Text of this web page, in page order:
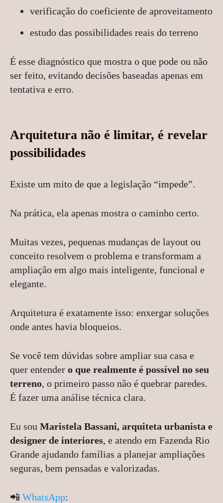
verificação do coeficiente de aproveitamento
estudo das possibilidades reais do terreno
É esse diagnóstico que mostra o que pode ou não
ser feito, evitando decisões baseadas apenas em
tentativa e erro.
Arquitetura não é limitar, é revelar
possibilidades
Existe um mito de que a legislação “impede”.
Na prática, ela apenas mostra o caminho certo.
Muitas vezes, pequenas mudanças de layout ou
conceito resolvem o problema e transformam a
ampliação em algo mais inteligente, funcional e
elegante.
Arquitetura é exatamente isso: enxergar soluções
onde antes havia bloqueios.
Se você tem dúvidas sobre ampliar sua casa e
quer entender o que realmente é possível no seu
terreno, o primeiro passo não é quebrar paredes.
É fazer uma análise técnica clara.
Eu sou Maristela Bassani, arquiteta urbanista e
designer de interiores, e atendo em Fazenda Rio
Grande ajudando famílias a planejar ampliações
seguras, bem pensadas e valorizadas.
📲 WhatsApp: